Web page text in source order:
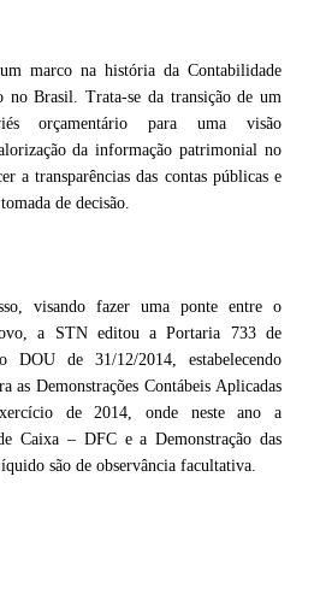
marco na história da Contabilidade
no Brasil. Trata-se da transição de um
orçamentário para uma visão
da informação patrimonial no
a transparências das contas públicas e
de decisão.
visando fazer uma ponte entre o
a STN editou a Portaria 733 de
DOU de 31/12/2014, estabelecendo
as Demonstrações Contábeis Aplicadas
de 2014, onde neste ano a
Caixa – DFC e a Demonstração das
são de observância facultativa.